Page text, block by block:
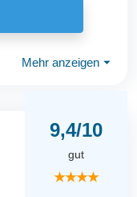
Mehr anzeigen ⏷
9,4/10
gut
★★★★